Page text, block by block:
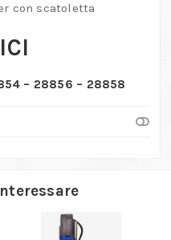
con scatoletta
– 28856 – 28858